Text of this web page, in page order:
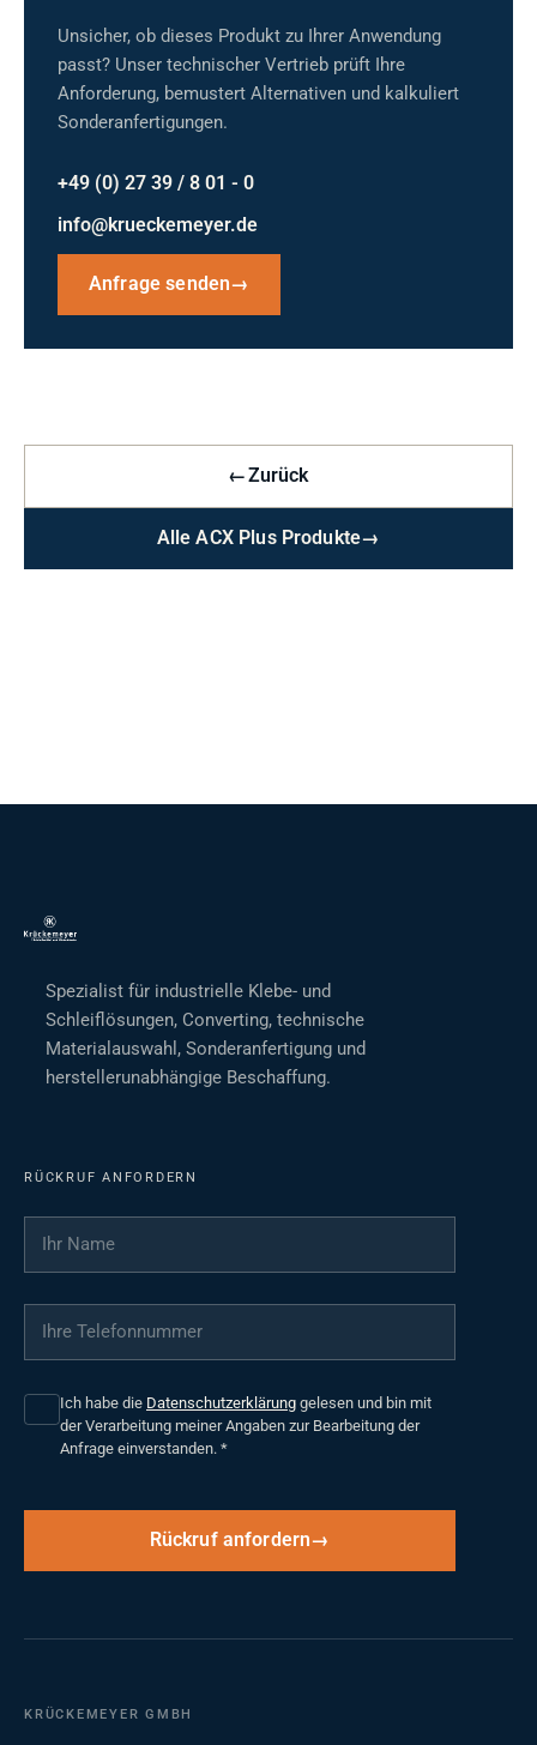
Unsicher, ob dieses Produkt zu Ihrer Anwendung
passt? Unser technischer Vertrieb prüft Ihre
Anforderung, bemustert Alternativen und kalkuliert
Sonderanfertigungen.
+49 (0) 27 39 / 8 01 - 0
info@krueckemeyer.de
Anfrage senden→
←Zurück
Alle ACX Plus Produkte→
Spezialist für industrielle Klebe- und
Schleiflösungen, Converting, technische
Materialauswahl, Sonderanfertigung und
herstellerunabhängige Beschaffung.
RÜCKRUF ANFORDERN
Ihr Name
Ihre Telefonnummer
Ich habe die Datenschutzerklärung gelesen und bin mit
der Verarbeitung meiner Angaben zur Bearbeitung der
Anfrage einverstanden. *
Rückruf anfordern
KRÜCKEMEYER GMBH